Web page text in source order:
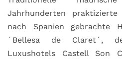
Jahrhunderten
nach Spanien gebrachte
´Bellesa de Claret´,
Luxushotels Castell Son